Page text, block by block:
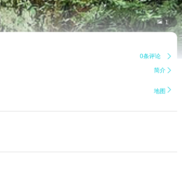
 1
0条评论 
简介 
地图 